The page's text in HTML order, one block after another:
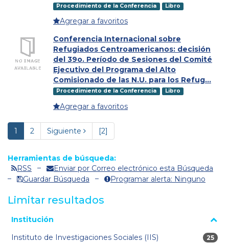
Procedimiento de la Conferencia Libro
Agregar a favoritos
Conferencia Internacional sobre
Refugiados Centroamericanos: decisión
del 39o. Período de Sesiones del Comité
Ejecutivo del Programa del Alto
Comisionado de las N.U. para los Refug...
Procedimiento de la Conferencia Libro
Agregar a favoritos
1 2 Siguiente [2]
Herramientas de búsqueda:
RSS
Enviar por Correo electrónico esta Búsqueda
Guardar Búsqueda
Programar alerta: Ninguno
Limitar resultados
La página se volverá a cargar cuando se seleccione o excluya
Institución
Instituto de Investigaciones Sociales (IIS)
25
25